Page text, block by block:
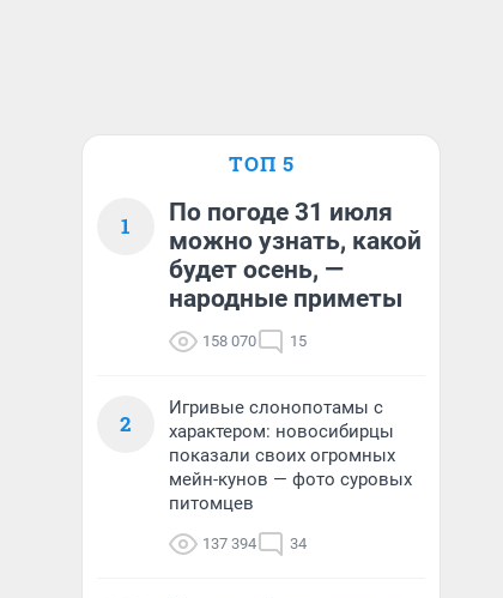
ТОП 5
1
По погоде 31 июля
можно узнать, какой
будет осень, —
народные приметы
158 070 15
2
Игривые слонопотамы с
характером: новосибирцы
показали своих огромных
мейн-кунов — фото суровых
питомцев
137 394 34